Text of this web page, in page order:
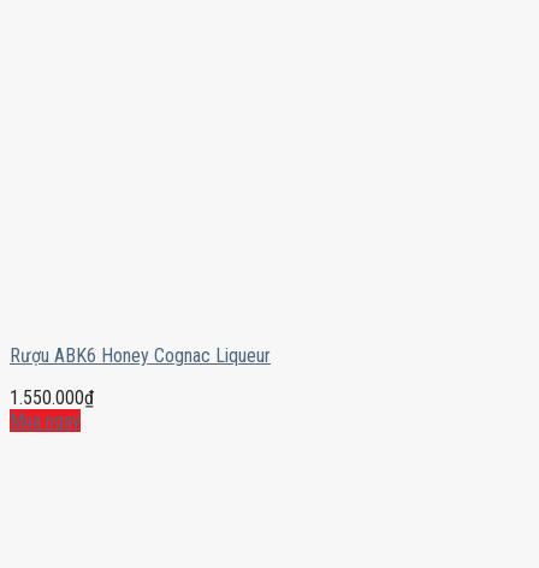
Rượu ABK6 Honey Cognac Liqueur
1.550.000₫
Mua ngay